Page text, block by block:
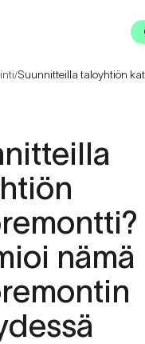
/
nämä